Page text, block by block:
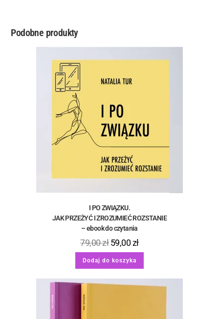
Podobne produkty
I PO ZWIĄZKU.
JAK PRZEŻYĆ I ZROZUMIEĆ ROZSTANIE
– ebook do czytania
79,00zł 59,00zł
Dodaj do koszyka